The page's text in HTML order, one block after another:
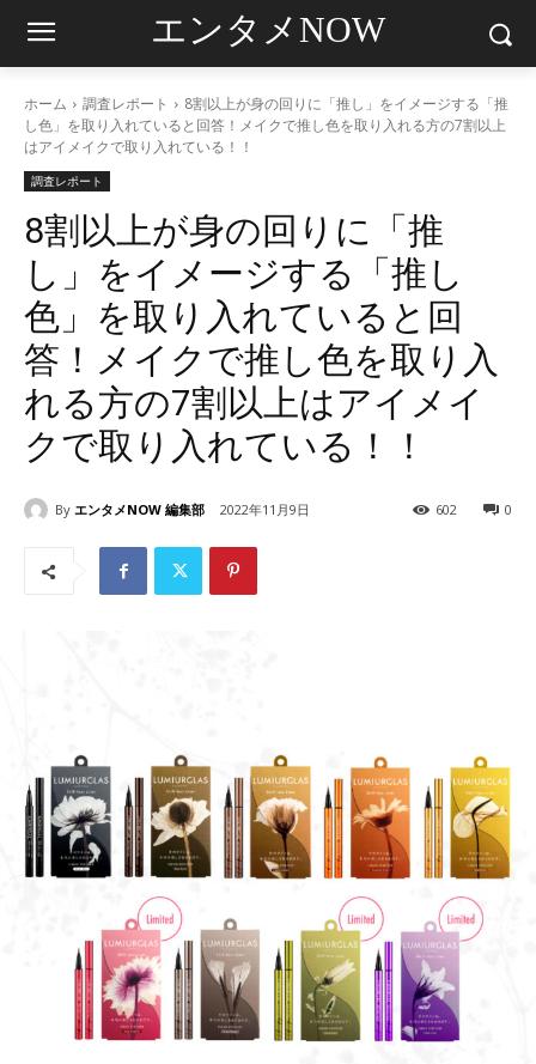
エンタメNOW
ホーム 調査レポート
8割以上が身の回りに「推し」をイメージする「推
し色」を取り入れていると回答！メイクで推し色を取り入れる方の7割以上
はアイメイクで取り入れている！！
調査レポート
8割以上が身の回りに「推
し」をイメージする「推し
色」を取り入れていると回
答！メイクで推し色を取り入
れる方の7割以上はアイメイ
クで取り入れている！！
By エンタメNOW 編集部 2022年11月9日 0
602